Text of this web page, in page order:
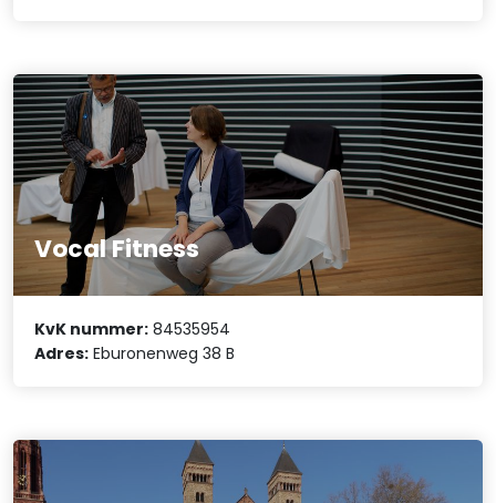
Vocal Fitness
KvK nummer: 84535954
Adres: Eburonenweg 38 B